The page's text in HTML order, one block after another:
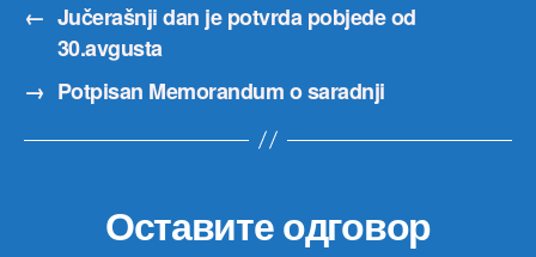
← Jučerašnji dan je potvrda pobjede od
30.avgusta
→ Potpisan Memorandum o saradnji
Оставите одговор